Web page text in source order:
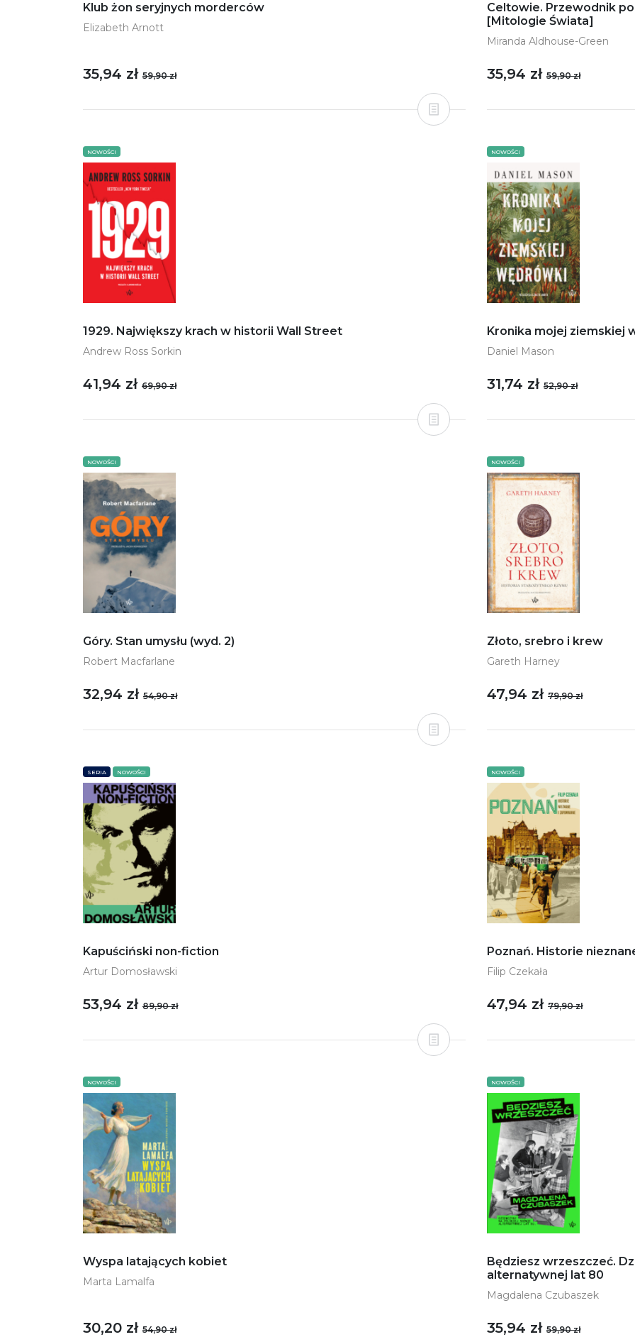
Klub żon seryjnych morderców
Elizabeth Arnott
35,94 zł 59,90 zł
Celtowie. Przewodnik
[Mitologie Świata]
Miranda Aldhouse-Green
35,94 zł 59,90 zł
NOWOŚCI
1929. Największy krach w historii Wall Street
Andrew Ross Sorkin
41,94 zł 69,90 zł
NOWOŚCI
Kronika mojej ziemskiej
Daniel Mason
31,74 zł 52,90 zł
NOWOŚCI
Góry. Stan umysłu (wyd. 2)
Robert Macfarlane
32,94 zł 54,90 zł
NOWOŚCI
Złoto, srebro i krew
Gareth Harney
47,94 zł 79,90 zł
SERIA NOWOŚCI
Kapuściński non-fiction
Artur Domosławski
53,94 zł 89,90 zł
NOWOŚCI
Poznań. Historie
Filip Czekała
47,94 zł 79,90 zł
NOWOŚCI
Wyspa latających kobiet
Marta Lamalfa
30,20 zł 54,90 zł
NOWOŚCI
Będziesz wrzeszczeć.
alternatywnej lat 80
Magdalena Czubaszek
35,94 zł 59,90 zł